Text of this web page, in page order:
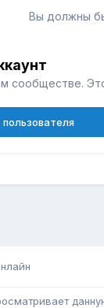
Вы должны
сообществе.